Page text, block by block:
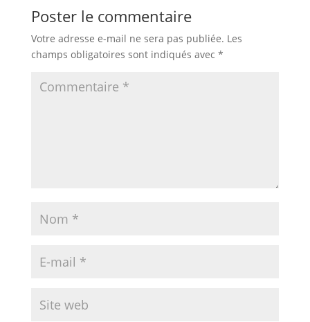
Poster le commentaire
Votre adresse e-mail ne sera pas publiée. Les
champs obligatoires sont indiqués avec *